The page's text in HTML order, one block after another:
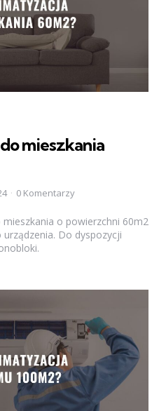
mieszkania
0 Komentarzy
o powierzchni 60m2
urządzenia. Do dyspozycji